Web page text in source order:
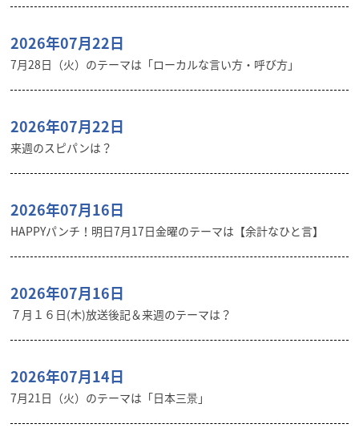
2026年07月22日
7月28日（火）のテーマは「ローカルな言い方・呼び方」
2026年07月22日
来週のスピパンは？
2026年07月16日
HAPPYパンチ！明日7月17日金曜のテーマは【余計なひと言】
2026年07月16日
７月１６日(木)放送後記＆来週のテーマは？
2026年07月14日
7月21日（火）のテーマは「日本三景」